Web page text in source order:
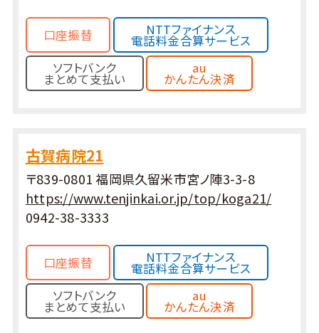
口座振替 NTTファイナンス
電話料金合算サービス
ソフトバンク
まとめて支払い
au
かんたん決済
古賀病院21
〒839-0801 福岡県久留米市宮ノ陣3-3-8
https://www.tenjinkai.or.jp/top/koga21/
0942-38-3333
口座振替 NTTファイナンス
電話料金合算サービス
ソフトバンク
まとめて支払い
au
かんたん決済